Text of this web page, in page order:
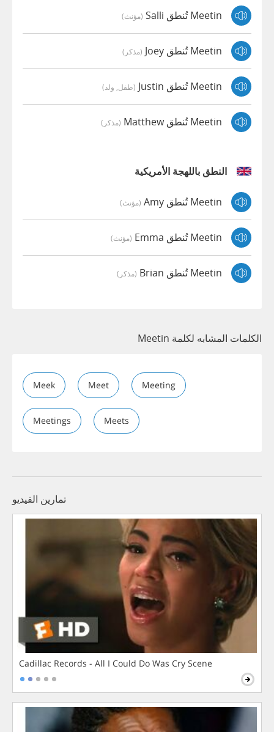
Meetin تُنطق Salli (مؤنث)
Meetin تُنطق Joey (مذكر)
Meetin تُنطق Justin (طفل, ولد)
Meetin تُنطق Matthew (مذكر)
النطق باللهجة الأمريكية
Meetin تُنطق Amy (مؤنث)
Meetin تُنطق Emma (مؤنث)
Meetin تُنطق Brian (مذكر)
الكلمات المشابه لكلمة Meetin
Meek Meet Meeting
Meetings Meets
تمارين الفيديو
Cadillac Records - All I Could Do Was Cry Scene